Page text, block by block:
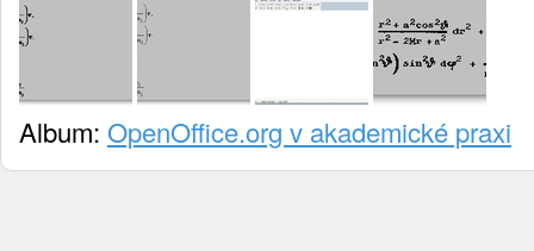
Album: OpenOffice.org v akademické praxi